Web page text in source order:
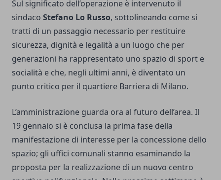
Sul significato dell’operazione è intervenuto il
sindaco Stefano Lo Russo, sottolineando come si
tratti di un passaggio necessario per restituire
sicurezza, dignità e legalità a un luogo che per
generazioni ha rappresentato uno spazio di sport e
socialità e che, negli ultimi anni, è diventato un
punto critico per il quartiere Barriera di Milano.
L’amministrazione guarda ora al futuro dell’area. Il
19 gennaio si è conclusa la prima fase della
manifestazione di interesse per la concessione dello
spazio; gli uffici comunali stanno esaminando la
proposta per la realizzazione di un nuovo centro